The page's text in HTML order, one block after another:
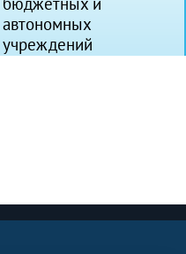
автономных
учреждений